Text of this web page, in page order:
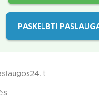
PASKELBTI